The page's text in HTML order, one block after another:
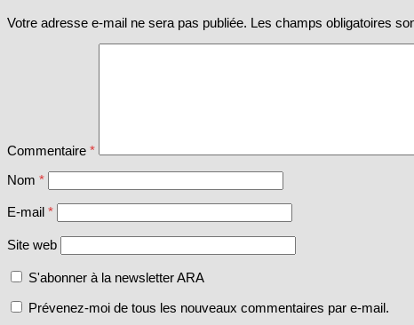
Votre adresse e-mail ne sera pas publiée. Les champs obligatoires
Commentaire *
Nom *
E-mail *
Site web
S'abonner à la newsletter ARA
Prévenez-moi de tous les nouveaux commentaires par e-mail.